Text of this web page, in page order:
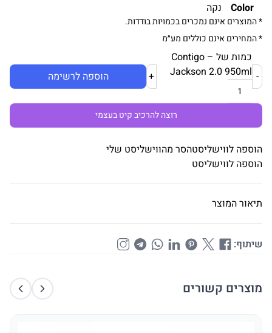
Color
נקה
* המוצרים אינם נמכרים בכמויות בודדות.
* המחירים אינם כוללים מע״מ
-
כמות של Contigo –
Jackson 2.0 950ml
+ הוספה לרשימה
רוצה להרכיב קיט בעצמי
הוספה לווישליסטהסר מהווישליסט שלי
הוספה לווישליסט
תיאור המוצר
שיתוף:
מוצרים קשורים